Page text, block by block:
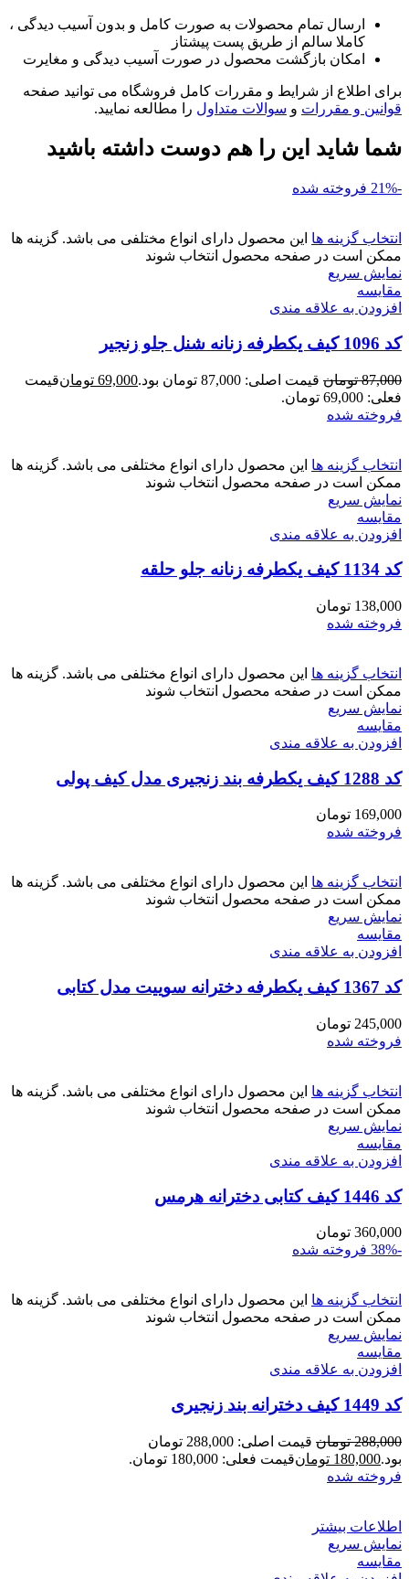
ارسال تمام محصولات به صورت کامل و بدون آسیب دیدگی ،
کاملا سالم از طریق پست پیشتاز
امکان بازگشت محصول در صورت آسیب دیدگی و مغایرت
برای اطلاع از شرایط و مقررات کامل فروشگاه می توانید صفحه
قوانین و مقررات و سوالات متداول را مطالعه نمایید.
شما شاید این را هم دوست داشته باشید
-21% فروخته شده
انتخاب گزینه ها این محصول دارای انواع مختلفی می باشد. گزینه ها
ممکن است در صفحه محصول انتخاب شوند
نمایش سریع
مقايسه
افزودن به علاقه مندی
کد 1096 کیف یکطرفه زنانه شنل جلو زنجیر
87,000 تومان قیمت اصلی: 87,000 تومان بود. 69,000 تومانقیمت
فعلی: 69,000 تومان.
فروخته شده
انتخاب گزینه ها این محصول دارای انواع مختلفی می باشد. گزینه ها
ممکن است در صفحه محصول انتخاب شوند
نمایش سریع
مقايسه
افزودن به علاقه مندی
کد 1134 کیف یکطرفه زنانه جلو حلقه
138,000 تومان
فروخته شده
انتخاب گزینه ها این محصول دارای انواع مختلفی می باشد. گزینه ها
ممکن است در صفحه محصول انتخاب شوند
نمایش سریع
مقايسه
افزودن به علاقه مندی
کد 1288 کیف یکطرفه بند زنجیری مدل کیف پولی
169,000 تومان
فروخته شده
انتخاب گزینه ها این محصول دارای انواع مختلفی می باشد. گزینه ها
ممکن است در صفحه محصول انتخاب شوند
نمایش سریع
مقايسه
افزودن به علاقه مندی
کد 1367 کیف یکطرفه دخترانه سوییت مدل کتابی
245,000 تومان
فروخته شده
انتخاب گزینه ها این محصول دارای انواع مختلفی می باشد. گزینه ها
ممکن است در صفحه محصول انتخاب شوند
نمایش سریع
مقايسه
افزودن به علاقه مندی
کد 1446 کیف کتابی دخترانه هرمس
360,000 تومان
-38%
فروخته شده
انتخاب گزینه ها این محصول دارای انواع مختلفی می باشد. گزینه ها
ممکن است در صفحه محصول انتخاب شوند
نمایش سریع
مقايسه
افزودن به علاقه مندی
کد 1449 کیف دخترانه بند زنجیری
288,000 تومان
قیمت اصلی: 288,000 تومان
بود.180,000 تومانقیمت فعلی: 180,000 تومان.
فروخته شده
اطلاعات بیشتر
نمایش سریع
مقايسه